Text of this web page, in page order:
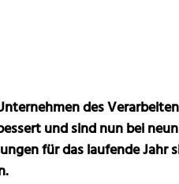
des
und sind nun bei
für das laufende